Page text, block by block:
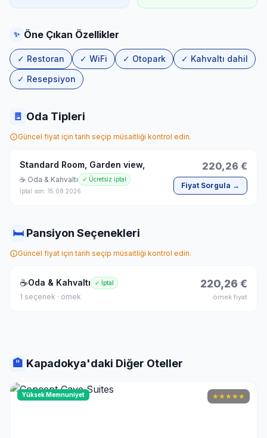
✨ Öne Çıkan Özellikler
✓ Restoran ✓ WiFi ✓ Otopark
✓ Kahvaltı dahil
✓ Resepsiyon
🚪 Oda Tipleri
Güncel fiyat için tarih seçip müsaitliği kontrol edin.
Standard Room, Garden view,
☕ Oda & Kahvaltı
✓ Ücretsiz iptal
İptal son: 15.08.2026
220,26 €
Fiyat Sorgula →
🛏 Pansiyon Seçenekleri
Güncel fiyat için tarih seçip müsaitliği kontrol edin.
☕Oda & Kahvaltı ✓ İptal
1 seçenek · örnek
220,26 €
örnek fiyat
🏨 Kapadokya'daki Diğer Oteller
Yüksek Memnuniyet ★★★★★